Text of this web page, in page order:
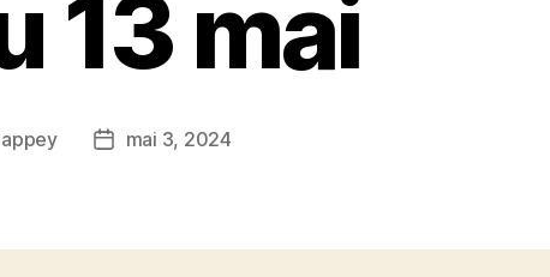
13 mai
Datemai 3, 2024